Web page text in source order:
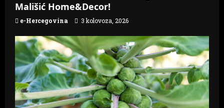
Mališić Home&Decor!
e-Hercegovina 3 kolovoza, 2026